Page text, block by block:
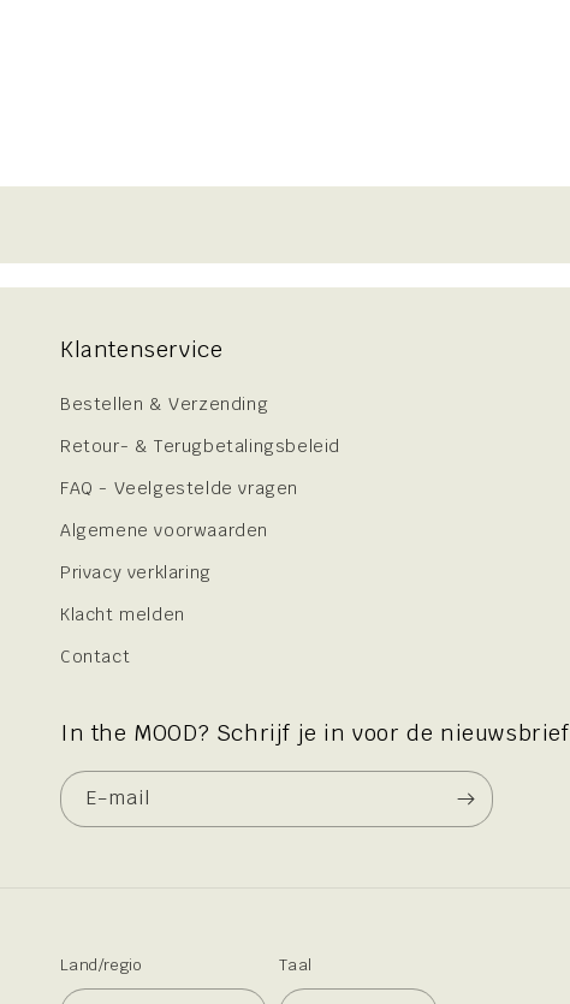
Klantenservice
Bestellen & Verzending
Retour- & Terugbetalingsbeleid
FAQ - Veelgestelde vragen
Algemene voorwaarden
Privacy verklaring
Klacht melden
Contact
In the MOOD? Schrijf je in voor de nieuwsbrief
E‑mail
Land/regio Taal